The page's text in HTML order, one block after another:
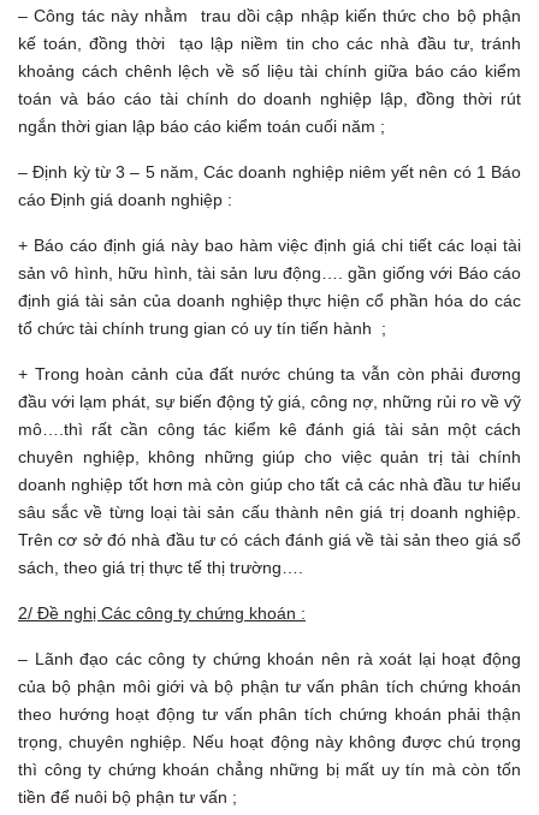
– Công tác này nhằm trau dồi cập nhập kiến thức cho bộ phận
kế toán, đồng thời tạo lập niềm tin cho các nhà đầu tư, tránh
khoảng cách chênh lệch về số liệu tài chính giữa báo cáo kiểm
toán và báo cáo tài chính do doanh nghiệp lập, đồng thời rút
ngắn thời gian lập báo cáo kiểm toán cuối năm ;
– Định kỳ từ 3 – 5 năm, Các doanh nghiệp niêm yết nên có 1 Báo
cáo Định giá doanh nghiệp :
+ Báo cáo định giá này bao hàm việc định giá chi tiết các loại tài
sản vô hình, hữu hình, tài sản lưu động…. gần giống với Báo cáo
định giá tài sản của doanh nghiệp thực hiện cổ phần hóa do các
tổ chức tài chính trung gian có uy tín tiến hành ;
+ Trong hoàn cảnh của đất nước chúng ta vẫn còn phải đương
đầu với lạm phát, sự biến động tỷ giá, công nợ, những rủi ro về vỹ
mô….thì rất cần công tác kiểm kê đánh giá tài sản một cách
chuyên nghiệp, không những giúp cho việc quản trị tài chính
doanh nghiệp tốt hơn mà còn giúp cho tất cả các nhà đầu tư hiểu
sâu sắc về từng loại tài sản cấu thành nên giá trị doanh nghiệp.
Trên cơ sở đó nhà đầu tư có cách đánh giá về tài sản theo giá sổ
sách, theo giá trị thực tế thị trường….
2/ Đề nghị Các công ty chứng khoán :
– Lãnh đạo các công ty chứng khoán nên rà xoát lại hoạt động
của bộ phận môi giới và bộ phận tư vấn phân tích chứng khoán
theo hướng hoạt động tư vấn phân tích chứng khoán phải thận
trọng, chuyên nghiệp. Nếu hoạt động này không được chú trọng
thì công ty chứng khoán chẳng những bị mất uy tín mà còn tốn
tiền để nuôi bộ phận tư vấn ;